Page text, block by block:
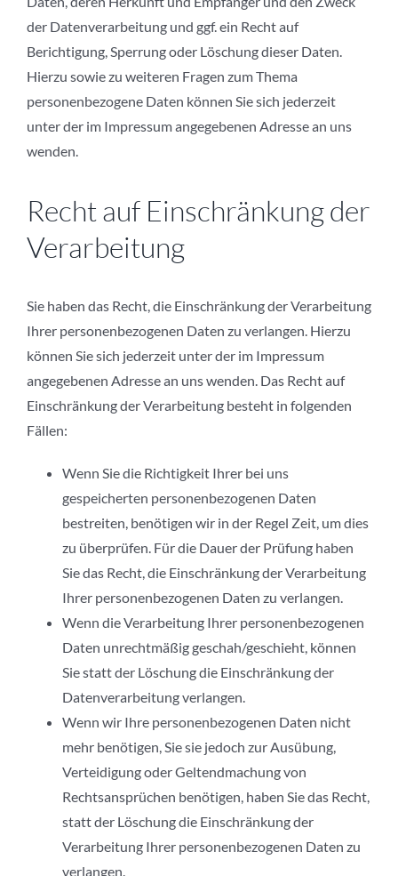
der Datenverarbeitung und ggf. ein Recht auf
Berichtigung, Sperrung oder Löschung dieser Daten.
Hierzu sowie zu weiteren Fragen zum Thema
personenbezogene Daten können Sie sich jederzeit
unter der im Impressum angegebenen Adresse an uns
wenden.
Recht auf Einschränkung der
Verarbeitung
Sie haben das Recht, die Einschränkung der Verarbeitung
Ihrer personenbezogenen Daten zu verlangen. Hierzu
können Sie sich jederzeit unter der im Impressum
angegebenen Adresse an uns wenden. Das Recht auf
Einschränkung der Verarbeitung besteht in folgenden
Fällen:
Wenn Sie die Richtigkeit Ihrer bei uns
gespeicherten personenbezogenen Daten
bestreiten, benötigen wir in der Regel Zeit, um dies
zu überprüfen. Für die Dauer der Prüfung haben
Sie das Recht, die Einschränkung der Verarbeitung
Ihrer personenbezogenen Daten zu verlangen.
Wenn die Verarbeitung Ihrer personenbezogenen
Daten unrechtmäßig geschah/geschieht, können
Sie statt der Löschung die Einschränkung der
Datenverarbeitung verlangen.
Wenn wir Ihre personenbezogenen Daten nicht
mehr benötigen, Sie sie jedoch zur Ausübung,
Verteidigung oder Geltendmachung von
Rechtsansprüchen benötigen, haben Sie das Recht,
statt der Löschung die Einschränkung der
Verarbeitung Ihrer personenbezogenen Daten zu
verlangen.